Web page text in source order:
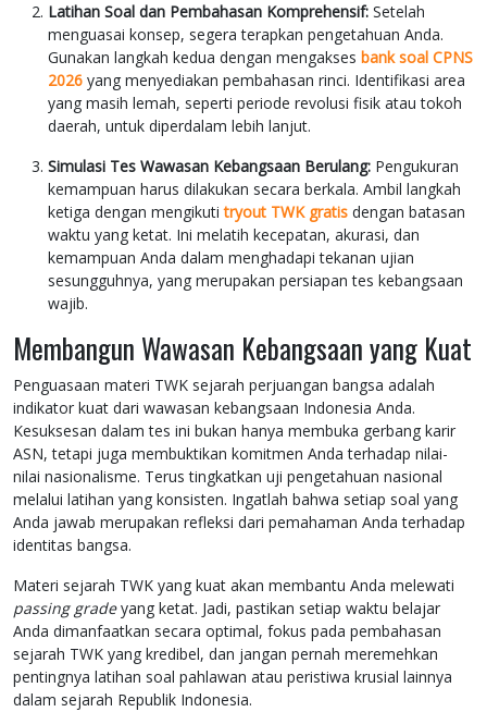
Latihan Soal dan Pembahasan Komprehensif: Setelah
menguasai konsep, segera terapkan pengetahuan Anda.
Gunakan langkah kedua dengan mengakses bank soal CPNS
2026 yang menyediakan pembahasan rinci. Identifikasi area
yang masih lemah, seperti periode revolusi fisik atau tokoh
daerah, untuk diperdalam lebih lanjut.
Simulasi Tes Wawasan Kebangsaan Berulang: Pengukuran
kemampuan harus dilakukan secara berkala. Ambil langkah
ketiga dengan mengikutitryout TWK gratis dengan batasan
waktu yang ketat. Ini melatih kecepatan, akurasi, dan
kemampuan Anda dalam menghadapi tekanan ujian
sesungguhnya, yang merupakan persiapan tes kebangsaan
wajib.
Membangun Wawasan Kebangsaan yang Kuat
Penguasaan materi TWK sejarah perjuangan bangsa adalah
indikator kuat dari wawasan kebangsaan Indonesia Anda.
Kesuksesan dalam tes ini bukan hanya membuka gerbang karir
ASN, tetapi juga membuktikan komitmen Anda terhadap nilai-
nilai nasionalisme. Terus tingkatkan uji pengetahuan nasional
melalui latihan yang konsisten. Ingatlah bahwa setiap soal yang
Anda jawab merupakan refleksi dari pemahaman Anda terhadap
identitas bangsa.
Materi sejarah TWK yang kuat akan membantu Anda melewati
passing gradeyang ketat. Jadi, pastikan setiap waktu belajar
Anda dimanfaatkan secara optimal, fokus pada pembahasan
sejarah TWK yang kredibel, dan jangan pernah meremehkan
pentingnya latihan soal pahlawan atau peristiwa krusial lainnya
dalam sejarah Republik Indonesia.